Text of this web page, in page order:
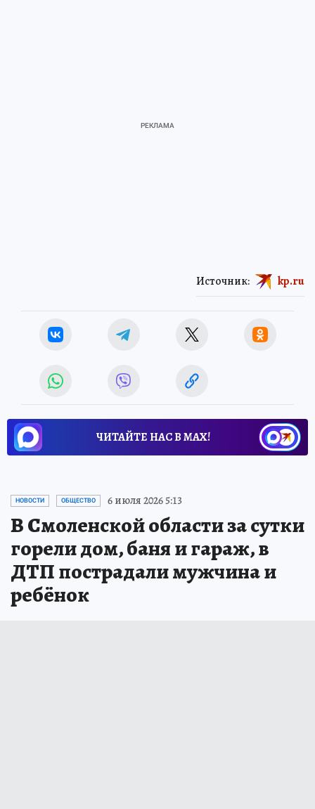
Источник: kp.ru
ЧИТАЙТЕ НАС В МАХ!
НОВОСТИ ОБЩЕСТВО 6 июля 2026 5:13
В Смоленской области за сутки
горели дом, баня и гараж, в
ДТП пострадали мужчина и
ребёнок